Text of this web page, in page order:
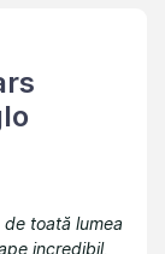
toată lumea
incredibil,